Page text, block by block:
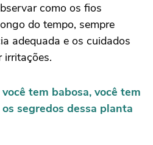
como os fios
do tempo, sempre
adequada e os cuidados
irritações.
você tem babosa, você tem
segredos dessa planta